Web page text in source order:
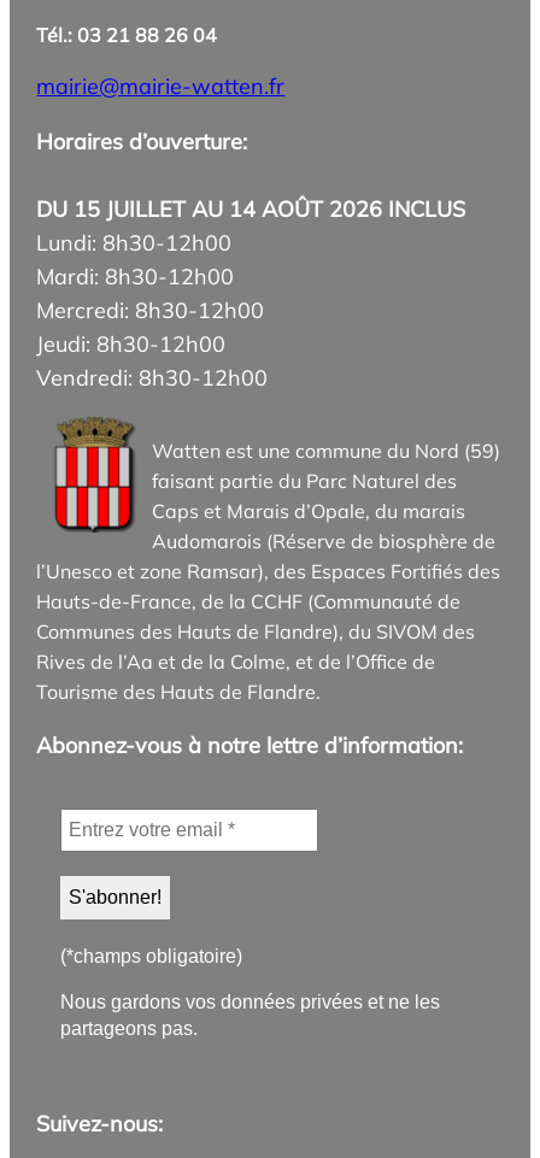
Tél.: 03 21 88 26 04
mairie@mairie-watten.fr
Horaires d’ouverture:
DU 15 JUILLET AU 14 AOÛT 2026 INCLUS
Lundi: 8h30-12h00
Mardi: 8h30-12h00
Mercredi: 8h30-12h00
Jeudi: 8h30-12h00
Vendredi: 8h30-12h00
Watten est une commune du Nord (59)
faisant partie du Parc Naturel des
Caps et Marais d’Opale, du marais
Audomarois (Réserve de biosphère de
l’Unesco et zone Ramsar), des Espaces Fortifiés des
Hauts-de-France, de la CCHF (Communauté de
Communes des Hauts de Flandre), du SIVOM des
Rives de l’Aa et de la Colme, et de l’Office de
Tourisme des Hauts de Flandre.
Abonnez-vous à notre lettre d’information:
(*champs obligatoire)
Nous gardons vos données privées et ne les
partageons pas.
Suivez-nous: